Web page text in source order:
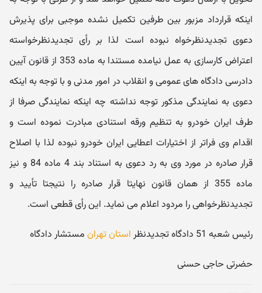
اینکه قرارداد مزبور بین طرفین تکمیل نشده موجبی برای پذیرش
دعوی تجدیدنظرخواه نبوده است لذا بر رأی تجدیدنظرخواسته
اعتراض کارسازی به عمل نیامده مستندا به ماده 353 از قانون آیین
دادرسی دادگاه های عمومی و انقلاب در امور مدنی و با توجه به اینکه
دعوی به نمایندگی مذکور توجه نداشته چه اینکه نمایندگی صرفا از
طرف ایران خودرو به تنظیم ورقه استنادی مبادرت نموده است و
اقدام وی فراتر از اختیارات اعطایی ایران خودرو نبوده لذا با اصلاح
قرار صادره در مورد وی به رد دعوی به استناد بند 4 ماده 84 و نیز
ماده 355 از همان قانون نهایتا قرار صادره را نتیجتا تأیید و
تجدیدنظرخواهی را مردود اعلام می نماید. این رأی قطعی است.
رئیس شعبه 51 دادگاه تجدیدنظر استان تهران مستشار دادگاه
حضرتی حاجی حسنی